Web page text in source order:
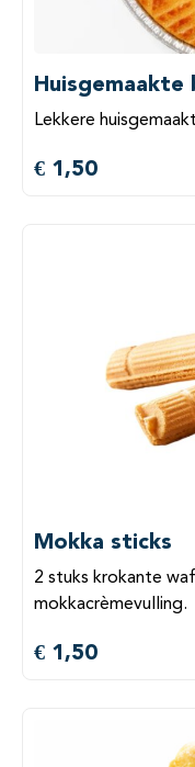
Lekkere
€ 1,50
Mokka sticks
2 stuks krokante
mokkacrèmevulling.
€ 1,50